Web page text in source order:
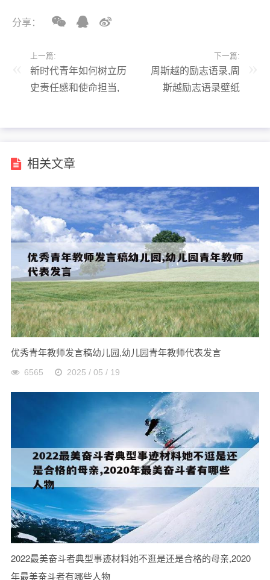
分享：
上一篇:
新时代青年如何树立历
史责任感和使命担当,
下一篇:
周斯越的励志语录,周
斯越励志语录壁纸
相关文章
优秀青年教师发言稿幼儿园,幼儿园青年教师代表发言
6565 2025 / 05 / 19
2022最美奋斗者典型事迹材料她不逛是还是合格的母亲,2020
年最美奋斗者有哪些人物